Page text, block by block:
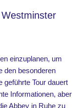
einzuplanen, um
den besonderen
geführte Tour dauert
Informationen, aber
Abbey in Ruhe zu